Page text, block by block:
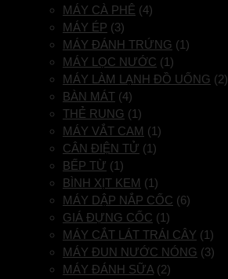
MÁY CÀ PHÊ (4)
MÁY ÉP (3)
MÁY ĐÁNH TRỨNG (1)
MÁY LỌC NƯỚC (1)
MÁY LÀM LẠNH ĐỒ UỐNG (2)
BÀN MÁT (4)
THẺ RUNG (1)
MÁY VẮT CAM (1)
CÂN ĐIỆN TỬ (1)
BẾP TỪ (1)
BÌNH XỊT KEM (1)
MÁY DẬP NẮP CỐC (6)
GIÁ ĐỰNG CỐC (1)
MÁY CẮT LÁT TRÁI CÂY (1)
MÁY ĐUN NƯỚC NÓNG (3)
MÁY ĐÁNH SỮA (2)